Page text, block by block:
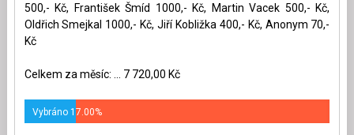
500,- Kč, František Šmíd 1000,- Kč, Martin Vacek 500,- Kč,
Oldřich Smejkal 1000,- Kč, Jiří Kobližka 400,- Kč, Anonym 70,-
Kč
Celkem za měsíc: ... 7 720,00 Kč
Vybráno 17.00%